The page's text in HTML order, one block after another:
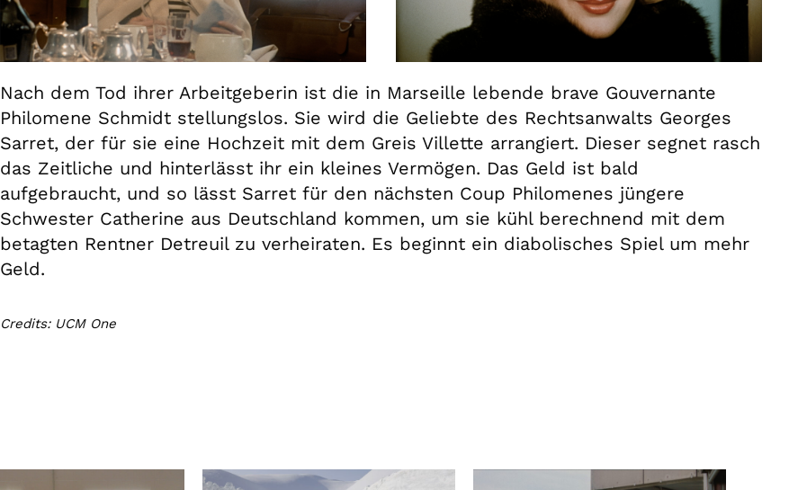
Nach dem Tod ihrer Arbeitgeberin ist die in Marseille lebende brave Gouvernante
Philomene Schmidt stellungslos. Sie wird die Geliebte des Rechtsanwalts Georges
Sarret, der für sie eine Hochzeit mit dem Greis Villette arrangiert. Dieser segnet rasch
das Zeitliche und hinterlässt ihr ein kleines Vermögen. Das Geld ist bald
aufgebraucht, und so lässt Sarret für den nächsten Coup Philomenes jüngere
Schwester Catherine aus Deutschland kommen, um sie kühl berechnend mit dem
betagten Rentner Detreuil zu verheiraten. Es beginnt ein diabolisches Spiel um mehr
Geld.
Credits: UCM One